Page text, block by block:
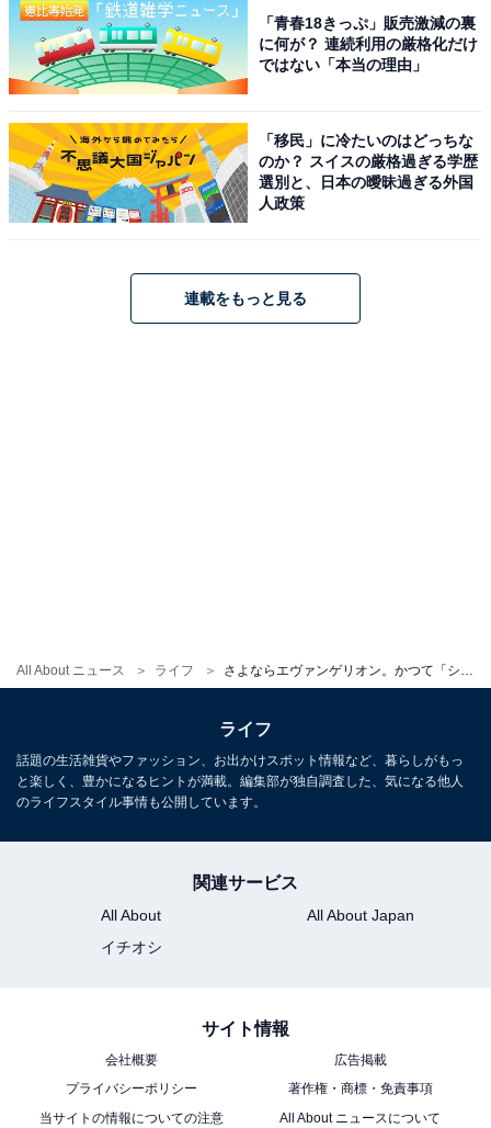
All About ニュース ライフ さよならエヴァンゲリオン。かつて「シンジ君」だった僕たちの25年目の卒業
「青春18きっぷ」販売激減の裏
に何が？ 連続利用の厳格化だけ
ではない「本当の理由」
「移民」に冷たいのはどっちな
のか？ スイスの厳格過ぎる学歴
選別と、日本の曖昧過ぎる外国
人政策
連載をもっと見る
ライフ
話題の生活雑貨やファッション、お出かけスポット情報など、暮らしがもっ
と楽しく、豊かになるヒントが満載。編集部が独自調査した、気になる他人
のライフスタイル事情も公開しています。
関連サービス
All About
All About Japan
イチオシ
サイト情報
会社概要
広告掲載
プライバシーポリシー
著作権・商標・免責事項
当サイトの情報についての注意
All About ニュースについて